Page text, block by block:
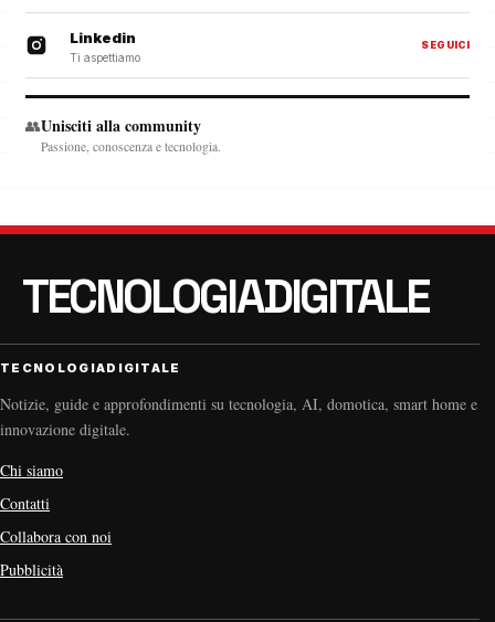
Linkedin
Ti aspettiamo
SEGUICI
👥Unisciti alla community
Passione, conoscenza e tecnologia.
TECNOLOGIADIGITALE
Notizie, guide e approfondimenti su tecnologia, AI, domotica, smart home e
innovazione digitale.
Chi siamo
Contatti
Collabora con noi
Pubblicità